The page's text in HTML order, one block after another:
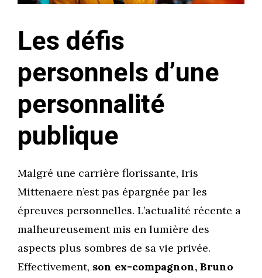
Les défis
personnels d’une
personnalité
publique
Malgré une carrière florissante, Iris
Mittenaere n’est pas épargnée par les
épreuves personnelles. L’actualité récente a
malheureusement mis en lumière des
aspects plus sombres de sa vie privée.
Effectivement, son ex-compagnon, Bruno